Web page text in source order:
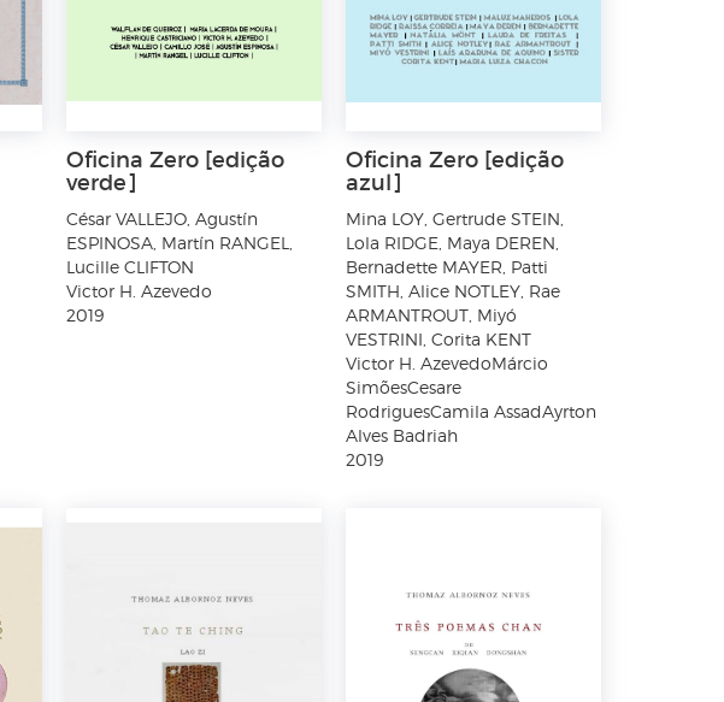
Oficina Zero [edição
verde]
César VALLEJO, Agustín
ESPINOSA, Martín RANGEL,
Lucille CLIFTON
Victor H. Azevedo
2019
Oficina Zero [edição
azul]
Mina LOY, Gertrude STEIN,
Lola RIDGE, Maya DEREN,
Bernadette MAYER, Patti
SMITH, Alice NOTLEY, Rae
ARMANTROUT, Miyó
VESTRINI, Corita KENT
Victor H. AzevedoMárcio
SimõesCesare
RodriguesCamila AssadAyrton
Alves Badriah
2019